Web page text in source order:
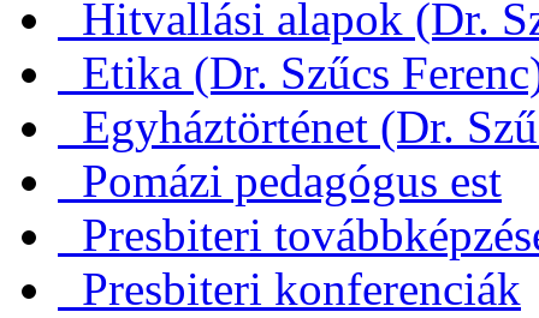
Hitvallási alapok (Dr.
Etika (Dr. Szűcs
Egyháztörténet (Dr.
Pomázi pedagógus est
Presbiteri
Presbiteri konferenciák